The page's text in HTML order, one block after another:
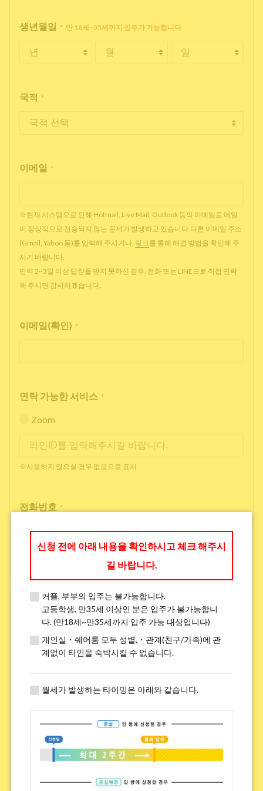
생년월일 * 만 18세~35세까지 입주가 가능합니다
국적 *
이메일 *
※현재 시스템으로 인해 Hotmail, Live Mail, Outlook 등의 이메일로 메일
이 정상적으로 전송되지 않는 문제가 발생하고 있습니다.다른 이메일 주소
(Gmail, Yahoo 등)를 입력해 주시거나, 링크 를 통해 해결 방법을 확인해 주
시기 바랍니다.
만약 2~3일 이상 답장을 받지 못하신 경우, 전화 또는 LINE으로 직접 연락
해 주시면 감사하겠습니다.
이메일(확인) *
연락 가능한 서비스 *
Zoom
※사용하지 않으실 경우 없음으로 표시
전화번호 *
※휴대전화를 갖고 계시지 않은 분은 「0」을 입력해 주십시오.
전화 가능한 시간대（월요일부터 토요일 11:00～
17:00） *
립니다.
*
신청 전에 아래 내용을 확인하시고 체크 해주시
길 바랍니다.
커플, 부부의 입주는 불가능합니다.
고등학생, 만35세 이상인 분은 입주가 불가능합니
다. (만18세~만35세까지 입주 가능 대상입니다)
개인실・쉐어룸 모두 성별,・관계(친구/가족)에 관
계없이 타인을 숙박시킬 수 없습니다.
월세가 발생하는 타이밍은 아래와 같습니다.